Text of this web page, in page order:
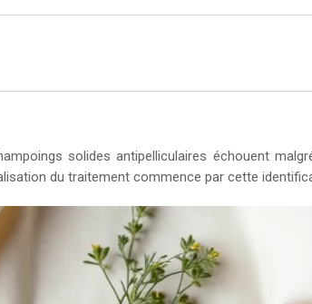
solides antipelliculaires échouent
du traitement commence par cette